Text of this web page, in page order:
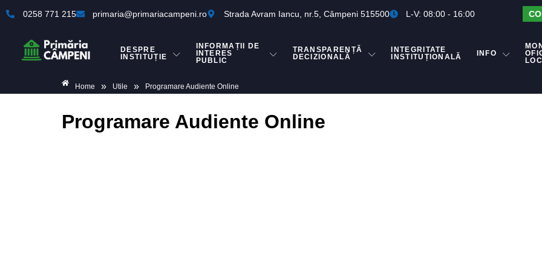
0258 771 215 primaria@primariacampeni.ro Strada Avram Iancu, nr.5, Câmpeni 515500 L-V: 08:00 - 16:00
DESPRE
INSTITUȚIE
INFORMAȚII DE
INTERES
PUBLIC
TRANSPARENȚĂ
DECIZIONALĂ
INTEGRITATE
INSTITUȚIONALĂ
INFO
Home » Utile » Programare Audiente Online
Programare Audiente Online